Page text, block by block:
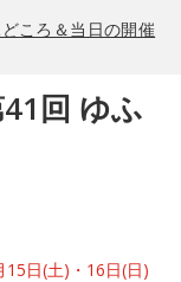
ころ＆当日の開催
回 ゆふ
日(土)・16日(日)